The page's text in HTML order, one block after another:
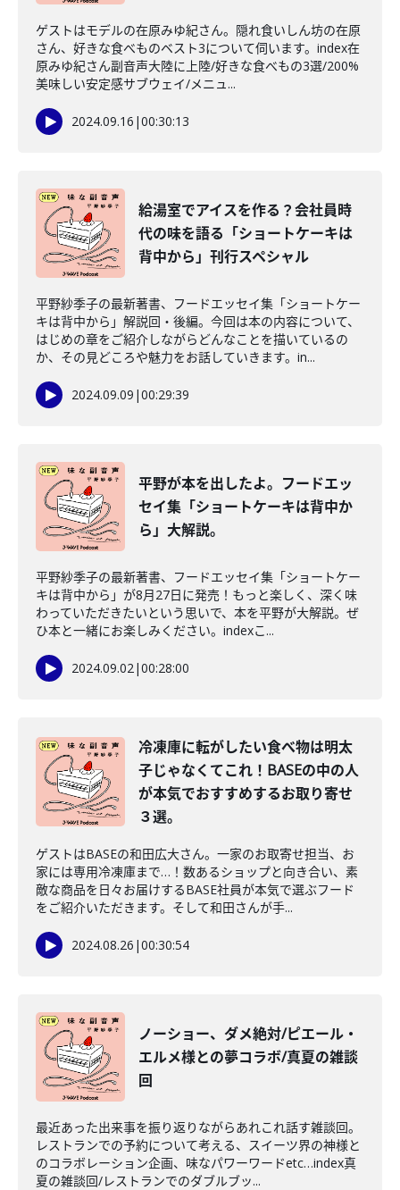
ゲストはモデルの在原みゆ紀さん。隠れ食いしん坊の在原
さん、好きな食べものベスト3について伺います。index在
原みゆ紀さん副音声大陸に上陸/好きな食べもの3選/200%
美味しい安定感サブウェイ/メニュ...
2024.09.16 |00:30:13
給湯室でアイスを作る？会社員時
代の味を語る「ショートケーキは
背中から」刊行スペシャル
平野紗季子の最新著書、フードエッセイ集「ショートケー
キは背中から」解説回・後編。今回は本の内容について、
はじめの章をご紹介しながらどんなことを描いているの
か、その見どころや魅力をお話していきます。in...
2024.09.09 |00:29:39
平野が本を出したよ。フードエッ
セイ集「ショートケーキは背中か
ら」大解説。
平野紗季子の最新著書、フードエッセイ集「ショートケー
キは背中から」が8月27日に発売！もっと楽しく、深く味
わっていただきたいという思いで、本を平野が大解説。ぜ
ひ本と一緒にお楽しみください。indexこ...
2024.09.02|00:28:00
冷凍庫に転がしたい食べ物は明太
子じゃなくてこれ！BASEの中の人
が本気でおすすめするお取り寄せ
３選。
ゲストはBASEの和田広大さん。一家のお取寄せ担当、お
家には専用冷凍庫まで…！数あるショップと向き合い、素
敵な商品を日々お届けするBASE社員が本気で選ぶフード
をご紹介いただきます。そして和田さんが手...
2024.08.26 |00:30:54
ノーショー、ダメ絶対/ピエール・
エルメ様との夢コラボ/真夏の雑談
回
最近あった出来事を振り返りながらあれこれ話す雑談回。
レストランでの予約について考える、スイーツ界の神様と
のコラボレーション企画、味なパワーワードetc…index真
夏の雑談回/レストランでのダブルブッ...